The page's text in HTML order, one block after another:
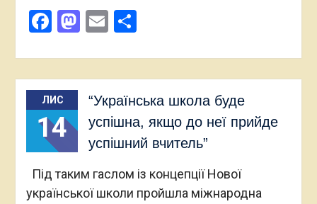
Facebook
Mastodon
EmailПоділитися
ЛИС
14
“Українська школа буде
успішна, якщо до неї прийде
успішний вчитель”
Під таким гаслом із концепції Нової
української школи пройшла міжнародна